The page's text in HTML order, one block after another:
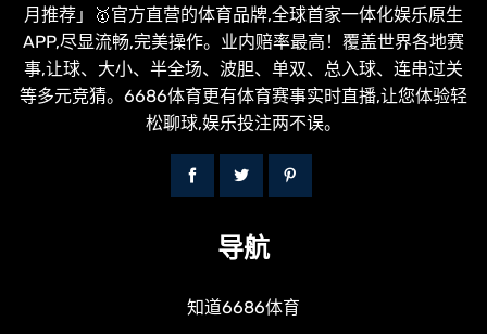
月推荐」🥇官方直营的体育品牌,全球首家一体化娱乐原生
APP,尽显流畅,完美操作。业内赔率最高！覆盖世界各地赛
事,让球、大小、半全场、波胆、单双、总入球、连串过关
等多元竞猜。6686体育更有体育赛事实时直播,让您体验轻
松聊球,娱乐投注两不误。
导航
知道6686体育